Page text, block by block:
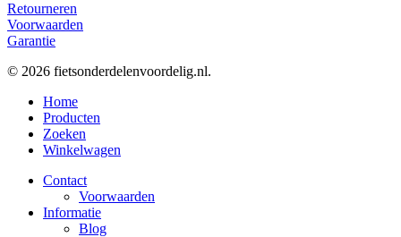
Retourneren
Voorwaarden
Garantie
© 2026 fietsonderdelenvoordelig.nl.
Close
Menu
Home
Producten
Zoeken
Winkelwagen
Contact
Voorwaarden
Informatie
Blog